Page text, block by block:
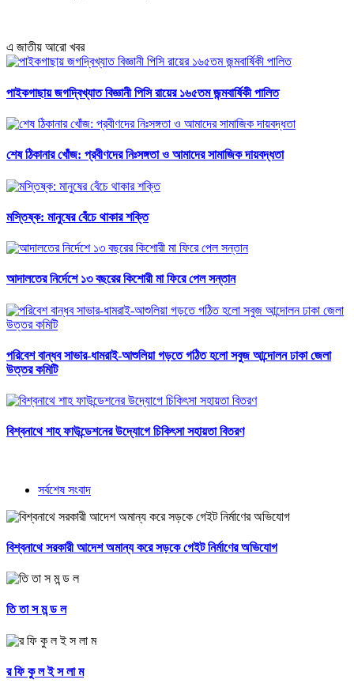
এ জাতীয় আরো খবর
পাইকগাছায় জগদ্বিখ্যাত বিজ্ঞানী পিসি রায়ের ১৬৫তম জন্মবার্ষিকী পালিত
শেষ ঠিকানার খোঁজ: প্রবীণদের নিঃসঙ্গতা ও আমাদের সামাজিক দায়বদ্ধতা
মস্তিষ্ক: মানুষের বেঁচে থাকার শক্তি
আদালতের নির্দেশে ১৩ বছরের কিশোরী মা ফিরে পেল সন্তান
পরিবেশ বান্ধব সাভার-ধামরাই-আশুলিয়া গড়তে গঠিত হলো সবুজ আন্দোলন ঢাকা জেলা
উত্তর কমিটি
বিশ্বনাথে শাহ ফাউন্ডেশনের উদ্যোগে চিকিৎসা সহায়তা বিতরণ
সর্বশেষ সংবাদ
বিশ্বনাথে সরকারী আদেশ অমান্য করে সড়কে গেইট নির্মাণের অভিযোগ
তি তা স ম ন্ড ল
র ফি কু ল ই স লা ম